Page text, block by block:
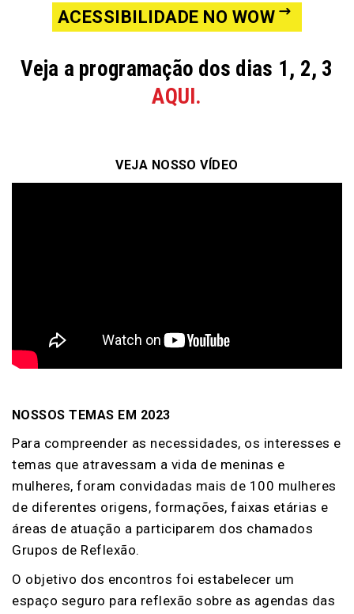
ACESSIBILIDADE NO WOW
Veja a programação dos dias 1, 2, 3
AQUI.
VEJA NOSSO VÍDEO
NOSSOS TEMAS EM 2023
Para compreender as necessidades, os interesses e
temas que atravessam a vida de meninas e
mulheres, foram convidadas mais de 100 mulheres
de diferentes origens, formações, faixas etárias e
áreas de atuação a participarem dos chamados
Grupos de Reflexão.
O objetivo dos encontros foi estabelecer um
espaço seguro para reflexão sobre as agendas das